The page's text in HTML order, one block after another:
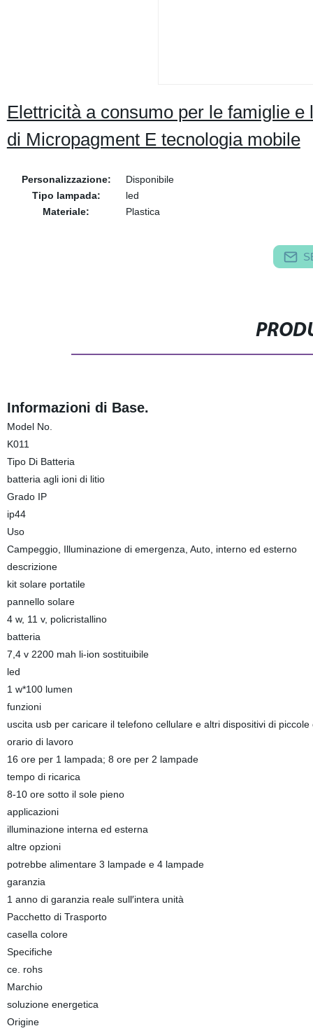
Elettricità a consumo per le famiglie
di Micropagment E tecnologia mobile
Personalizzazione:
Disponibile
Tipo lampada:
led
Materiale:
Plastica
Informazioni di Base.
Model No.
K011
Tipo Di Batteria
batteria agli ioni di litio
Grado IP
ip44
Uso
Campeggio, Illuminazione di emergenza, Auto, interno ed esterno
descrizione
kit solare portatile
pannello solare
4 w, 11 v, policristallino
batteria
7,4 v 2200 mah li-ion sostituibile
led
1 w*100 lumen
funzioni
uscita usb per caricare il telefono cellulare e altri dispositivi di piccole
orario di lavoro
16 ore per 1 lampada; 8 ore per 2 lampade
tempo di ricarica
8-10 ore sotto il sole pieno
applicazioni
illuminazione interna ed esterna
altre opzioni
potrebbe alimentare 3 lampade e 4 lampade
garanzia
1 anno di garanzia reale sull′intera unità
Pacchetto di Trasporto
casella colore
Specifiche
ce. rohs
Marchio
soluzione energetica
Origine